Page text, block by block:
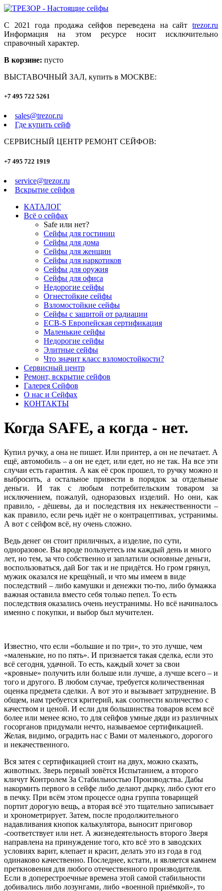
С 2021 года продажа сейфов переведена на сайт trezor.ru
Информация на этом ресурсе носит исключительно
справочный характер.
В корзине: пусто
ВЫСТАВОЧНЫЙ ЗАЛ, купить в МОСКВЕ:
+7 495 722 5261
sales@trezor.ru
Где купить сейф
СЕРВИСНЫЙ ЦЕНТР РЕМОНТ СЕЙФОВ:
+7 495 722 1919
service@trezor.ru
Вскрытие сейфов
КАТАЛОГ
Всё о сейфах
Safe или нет?
Сейфы для гостиниц
Сейфы для дома
Сейфы для женщин
Сейфы для наркотиков
Сейфы для оружия
Сейфы для офиса
Недорогие сейфы
Огнестойкие сейфы
Взломостойкие сейфы
Сейфы с защитой от радиации
ECB-S Европейская сертификация
Маленькие сейфы
Недорогие сейфы
Элитные сейфы
Что значит класс взломостойкости?
Сервисный центр
Ремонт, вскрытие сейфов
Галерея Сейфов
О нас и Сейфах
КОНТАКТЫ
Когда SAFE, а когда - нет.
Купил ручку, а она не пишет. Или принтер, а он не печатает. А
ещё, автомобиль – а он не едет, или едет, но не так. На все эти
случаи есть гарантия. А как её срок прошел, то ручку можно и
выбросить, а остальное привести в порядок за отдельные
деньги. И так с любым потребительским товаром за
исключением, пожалуй, одноразовых изделий. Но они, как
правило, - дёшевы, да и последствия их некачественности –
как правило, если речь идёт не о контрацептивах, устранимы.
А вот с сейфом всё, ну очень сложно.
Ведь денег он стоит приличных, а изделие, по сути,
одноразовое. Вы вроде пользуетесь им каждый день и много
лет, но тем, за что собственно и заплатили основные деньги,
воспользоваться, дай Бог так и не придётся. Но гром грянул,
мужик оказался не крещёный, и что мы имеем в виде
последствий – либо камушки и денежки тю-тю, либо бумажка
важная оставила вместо себя только пепел. То есть
последствия оказались очень неустранимы. Но всё начиналось
именно с покупки, и выбор был мучителен.
Известно, что если «большие и по три», то это лучше, чем
«маленькие, но по пять». И признается такая сделка, если это
всё сегодня, удачной. То есть, каждый хочет за свои
«кровные» получить или больше или лучше, а лучше всего – и
того и другого. В любом случае, требуется количественная
оценка предмета сделки. А вот это и вызывает затруднение. В
общем, нам требуется критерий, как соотнести количество с
качеством и ценой. И если для большинства товаров всем всё
более или менее ясно, то для сейфов умные дяди из различных
госорганов придумали нечто, называемое сертификацией.
Желая, видимо, оградить нас с Вами от маленького, дорогого
и некачественного.
Вся затея с сертификацией стоит на двух, можно сказать,
животных. Зверь первый зовётся Испытанием, а второго
кличут Контролем За Стабильностью Производства. Дабы
накормить первого в сейфе либо делают дырку, либо суют его
в печку. При всём этом процессе одна группа товарищей
портит дорогую вещь, а вторая всё это тщательно записывает
и хронометрирует. Затем, после продолжительного
надавливания кнопок калькулятора, выносит приговор
-соответствует или нет. А жизнедеятельность второго Зверя
направлена на принуждение того, кто всё это в заводских
условиях варит, клепает и красит, делать это из года в год
одинаково качественно. Последнее, кстати, и является камнем
преткновения для любого отечественного производителя.
Если в доперестроечные времена этой самой стабильности
добивались либо лозунгами, либо «военной приёмкой», то